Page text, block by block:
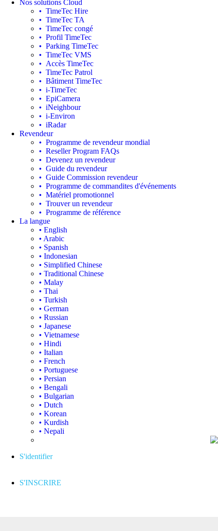
Nos solutions Cloud
• TimeTec Hire
• TimeTec TA
• TimeTec congé
• Profil TimeTec
• Parking TimeTec
• TimeTec VMS
• Accès TimeTec
• TimeTec Patrol
• Bâtiment TimeTec
• i-TimeTec
• EpiCamera
• iNeighbour
• i-Environ
• iRadar
Revendeur
• Programme de revendeur mondial
• Reseller Program FAQs
• Devenez un revendeur
• Guide du revendeur
• Guide Commission revendeur
• Programme de commandites d'événements
• Matériel promotionnel
• Trouver un revendeur
• Programme de référence
La langue
• English
• Arabic
• Spanish
• Indonesian
• Simplified Chinese
• Traditional Chinese
• Malay
• Thai
• Turkish
• German
• Russian
• Japanese
• Vietnamese
• Hindi
• Italian
• French
• Portuguese
• Persian
• Bengali
• Bulgarian
• Dutch
• Korean
• Kurdish
• Nepali
S'identifier
S'INSCRIRE